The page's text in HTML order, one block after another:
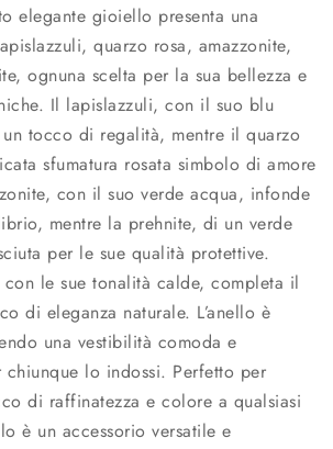
elegante gioiello presenta una
quarzo rosa, amazzonite,
ognuna scelta per la sua bellezza e
Il lapislazzuli, con il suo blu
tocco di regalità, mentre il quarzo
sfumatura rosata simbolo di amore
con il suo verde acqua, infonde
mentre la prehnite, di un verde
per le sue qualità protettive.
con le sue tonalità calde, completa il
di eleganza naturale. L’anello è
una vestibilità comoda e
chiunque lo indossi. Perfetto per
di raffinatezza e colore a qualsiasi
è un accessorio versatile e